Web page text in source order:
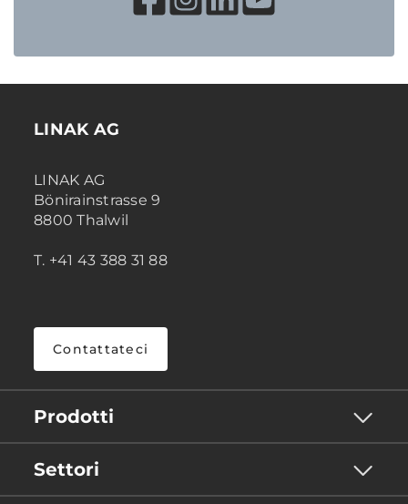
LINAK AG
LINAK AG
Bönirainstrasse 9
8800 Thalwil
T. +41 43 388 31 88
Contattateci
Prodotti
Settori